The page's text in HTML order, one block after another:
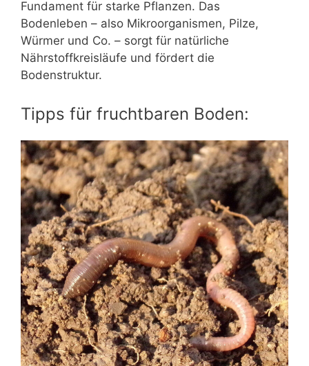
Fundament für starke Pflanzen. Das
Bodenleben – also Mikroorganismen, Pilze,
Würmer und Co. – sorgt für natürliche
Nährstoffkreisläufe und fördert die
Bodenstruktur.
Tipps für fruchtbaren Boden: